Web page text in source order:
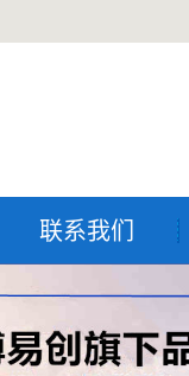
联系我们